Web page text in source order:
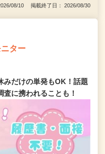
08/10 掲載終了日： 2026/08/30
ター
みだけの単発もOK！話題
に携われることも！